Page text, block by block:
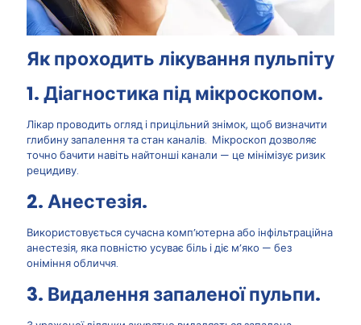
Як проходить лікування пульпіту
1.Діагностика під мікроскопом.
Лікар проводить огляд і прицільний знімок, щоб визначити
глибину запалення та стан каналів. Мікроскоп дозволяє
точно бачити навіть найтонші канали — це мінімізує ризик
рецидиву.
2.Анестезія.
Використовується сучасна комп’ютерна або інфільтраційна
анестезія, яка повністю усуває біль і діє м’яко — без
оніміння обличчя.
3. Видалення запаленої пульпи.